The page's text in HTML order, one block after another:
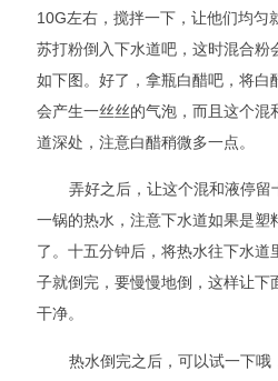
10G左右，搅拌一下，让他们均匀
苏打粉倒入下水道吧，这时混合粉
如下图。好了，拿瓶白醋吧，将白
会产生一丝丝的气泡，而且这个混
道深处，注意白醋稍微多一点。
弄好之后，让这个混和液停
一锅的热水，注意下水道如果是塑
了。十五分钟后，将热水往下水道
子就倒完，要慢慢地倒，这样让下
干净。
热水倒完之后，可以试一下哦